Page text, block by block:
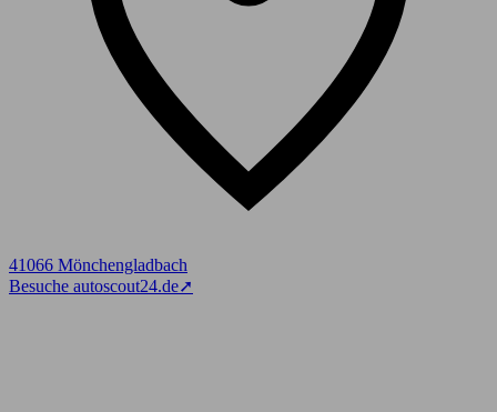
41066 Mönchengladbach
Besuche autoscout24.de➚